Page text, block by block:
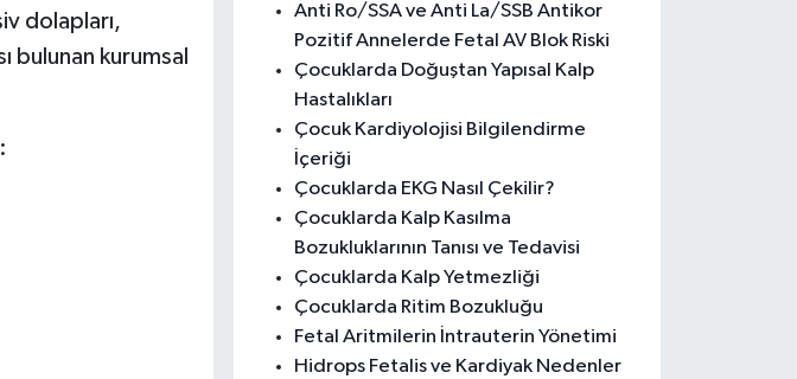
dolapları,
bulunan kurumsal
Anti Ro/SSA ve Anti La/SSB Antikor
Pozitif Annelerde Fetal AV Blok Riski
Çocuklarda Doğuştan Yapısal Kalp
Hastalıkları
Çocuk Kardiyolojisi Bilgilendirme
İçeriği
Çocuklarda EKG Nasıl Çekilir?
Çocuklarda Kalp Kasılma
Bozukluklarının Tanısı ve Tedavisi
Çocuklarda Kalp Yetmezliği
Çocuklarda Ritim Bozukluğu
Fetal Aritmilerin İntrauterin Yönetimi
Hidrops Fetalis ve Kardiyak Nedenler